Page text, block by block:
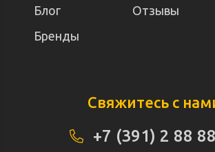
Блог
Отзывы
Бренды
Свяжитесь с
+7 (391) 2 88